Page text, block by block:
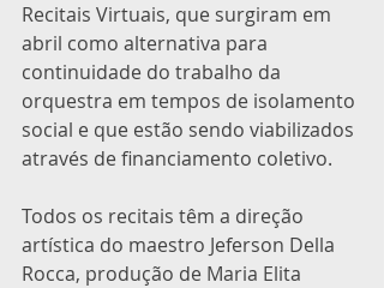
Recitais Virtuais, que surgiram em
abril como alternativa para
continuidade do trabalho da
orquestra em tempos de isolamento
social e que estão sendo viabilizados
através de financiamento coletivo.
Todos os recitais têm a direção
artística do maestro Jeferson Della
Rocca, produção de Maria Elita